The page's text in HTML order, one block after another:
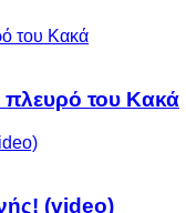
πλευρό του Κακά
(video)